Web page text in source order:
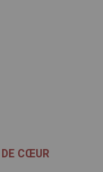
DE CŒUR